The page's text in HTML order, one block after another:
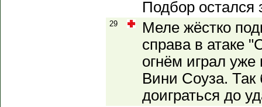
Подбор остался
29
Меле жёстко
справа в атаке
огнём играл
Вини Соуза. Так
доиграться до